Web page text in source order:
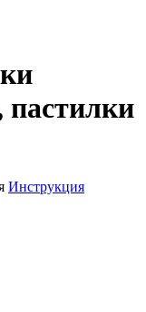
Инструкция